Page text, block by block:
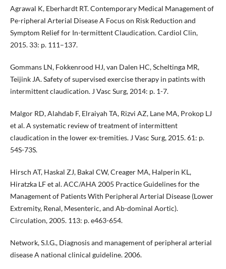
Agrawal K, Eberhardt RT. Contemporary Medical Management of
Pe-ripheral Arterial Disease A Focus on Risk Reduction and
Symptom Relief for In-termittent Claudication. Cardiol Clin,
2015. 33: p. 111–137.
Gommans LN, Fokkenrood HJ, van Dalen HC, Scheltinga MR,
Teijink JA. Safety of supervised exercise therapy in patints with
intermittent claudication. J Vasc Surg, 2014: p. 1-7.
Malgor RD, Alahdab F, Elraiyah TA, Rizvi AZ, Lane MA, Prokop LJ
et al. A systematic review of treatment of intermittent
claudication in the lower ex-tremities. J Vasc Surg, 2015. 61: p.
54S-73S.
Hirsch AT, Haskal ZJ, Bakal CW, Creager MA, Halperin KL,
Hiratzka LF et al. ACC/AHA 2005 Practice Guidelines for the
Management of Patients With Peripheral Arterial Disease (Lower
Extremity, Renal, Mesenteric, and Ab-dominal Aortic).
Circulation, 2005. 113: p. e463-654.
Network, S.I.G., Diagnosis and management of peripheral arterial
disease A national clinical guideline. 2006.